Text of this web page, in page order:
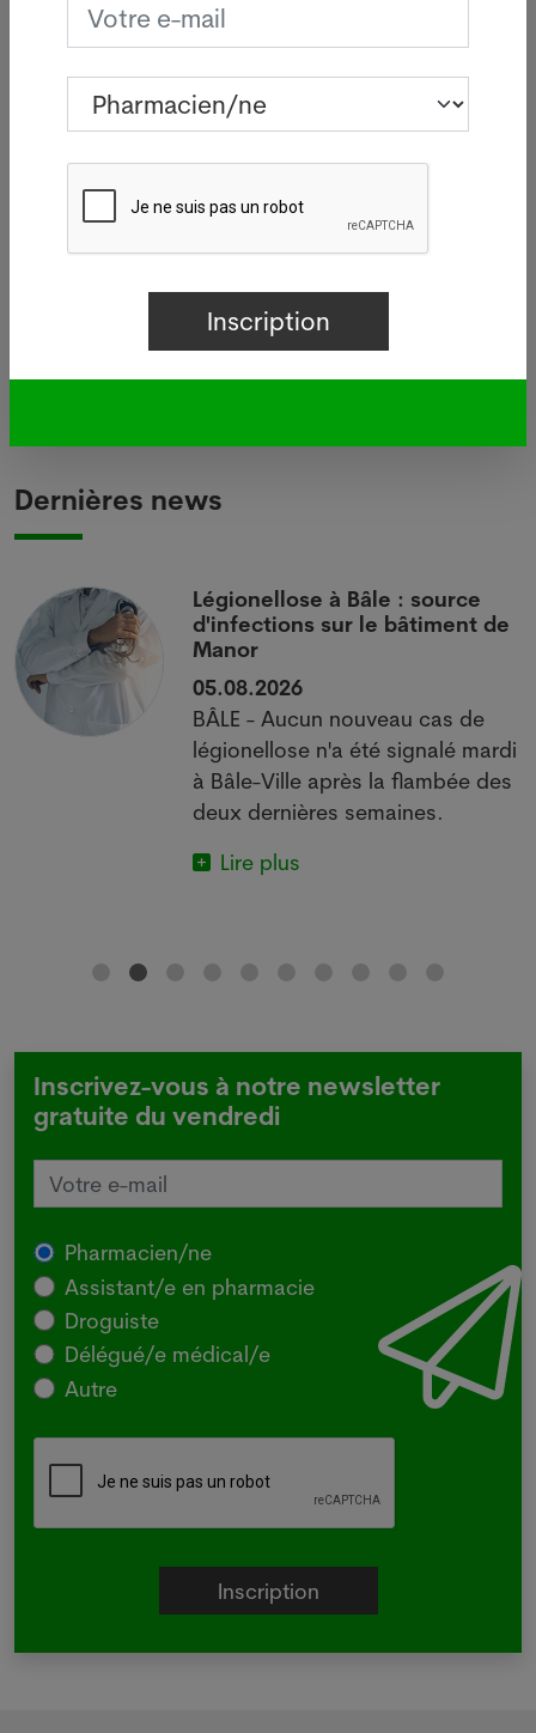
notamment participer à la prévention de maladies
chroniques. Ce n’est pas le cas dans tous les pays,
en France ou surtout au Brésil, le pharmacien
d’officine doit simplement faire de la vente et
Le 9 octobre 2016. Par Xavier Gruffat (Pharmacien
Dipl. EPF Zurich, MBA). Sources : résumé (
de l’étude,The Wall Street Journal.
Votre offre d’emploi PUSH ici
Dernières news
Légionellose à Bâle : source
d'infections sur le bâtiment de
Manor
05.08.2026
BÂLE - Aucun nouveau cas de
légionellose n'a été signalé mardi
à Bâle-Ville après la flambée des
deux dernières semaines.
Lire plus
Inscrivez-vous à notre newsletter
gratuite du vendredi
Pharmacien/ne
Assistant/e en pharmacie
Droguiste
Délégué/e médical/e
Autre